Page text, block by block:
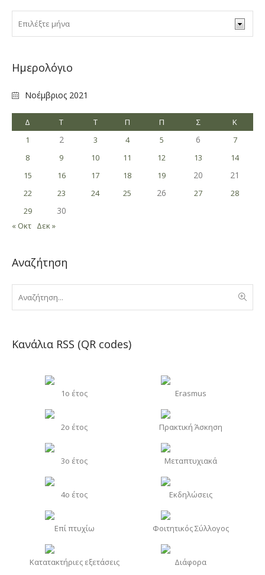
Ημερολόγιο
Νοέμβριος 2021
Δ Τ Τ Π Π Σ
Κ
1
2 3 4 5 6
7
8
9 10 11 12 13
14
15
16 17 18 19 20 21
22 23 24 25 26 27
28
29
30
« Οκτ Δεκ »
Αναζήτηση
Κανάλια RSS (QR codes)
1o έτος Erasmus
2o έτος Πρακτική Άσκηση
3o έτος Μεταπτυχιακά
4o έτος Εκδηλώσεις
Επί πτυχίω Φοιτητικός Σύλλογος
Κατατακτήριες εξετάσεις Διάφορα